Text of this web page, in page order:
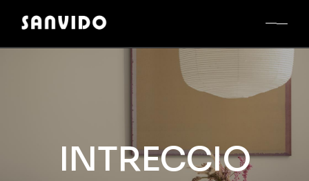
INTRECCIO